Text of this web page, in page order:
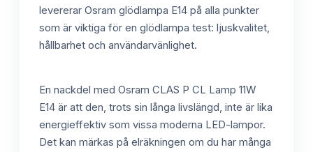
levererar Osram glödlampa E14 på alla punkter
som är viktiga för en glödlampa test: ljuskvalitet,
hållbarhet och användarvänlighet.
En nackdel med Osram CLAS P CL Lamp 11W
E14 är att den, trots sin långa livslängd, inte är lika
energieffektiv som vissa moderna LED-lampor.
Det kan märkas på elräkningen om du har många